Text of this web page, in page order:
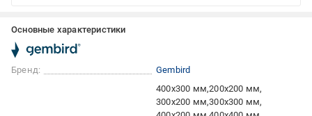
Основные характеристики
Бренд: Gembird
400x300 мм 200x200 мм
300x200 мм 300x300 мм